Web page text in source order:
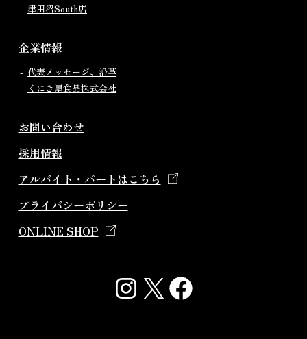
津田沼South店
企業情報
代表メッセージ、沿革
くにき屋食品株式会社
お問い合わせ
採用情報
アルバイト・パートはこちら
プライバシーポリシー
ONLINE SHOP
Instagram
X Facebook